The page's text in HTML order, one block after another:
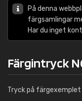
På denna
färgsamlingar
Har du inget
Färgintryck
Tryck på